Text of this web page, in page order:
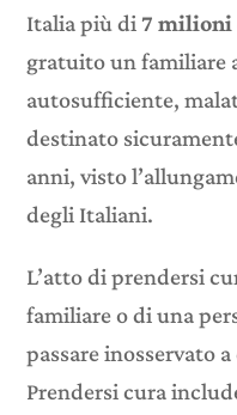
Italia più di 7 milioni
gratuito un familiare
autosufficiente,
destinato
anni, visto
degli Italiani.
L’atto di prendersi
familiare o di una
passare inosservato
Prendersi cura